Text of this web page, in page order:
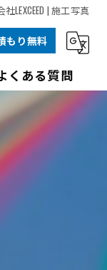
| 施工写真
もり無料
くある質問